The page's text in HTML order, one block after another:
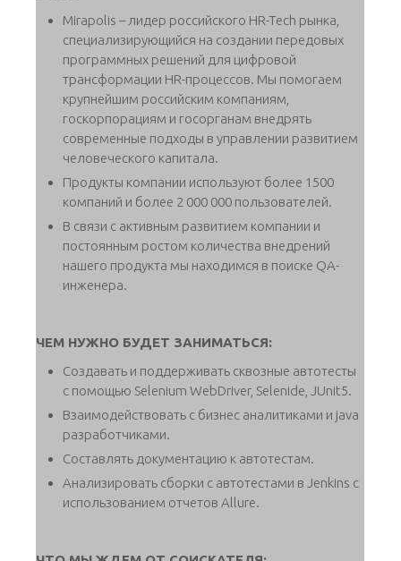
Mirapolis – лидер российского HR-Tech рынка,
специализирующийся на создании передовых
программных решений для цифровой
трансформации HR-процессов. Мы помогаем
крупнейшим российским компаниям,
госкорпорациям и госорганам внедрять
современные подходы в управлении развитием
человеческого капитала.
Продукты компании используют более 1500
компаний и более 2 000 000 пользователей.
В связи с активным развитием компании и
постоянным ростом количества внедрений
нашего продукта мы находимся в поиске QA-
инженера.
ЧЕМ НУЖНО БУДЕТ ЗАНИМАТЬСЯ:
Создавать и поддерживать сквозные автотесты
с помощью Selenium WebDriver, Selenide, JUnit5.
Взаимодействовать с бизнес аналитиками и java
разработчиками.
Составлять документацию к автотестам.
Анализировать сборки с автотестами в Jenkins с
использованием отчетов Allure.